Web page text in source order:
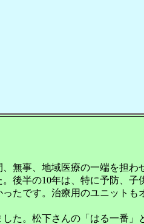
無事、地域医療の一端を担
後半の10年は、特に予防、
たです。治療用のユニットも
た。松下さんの「はる一番」